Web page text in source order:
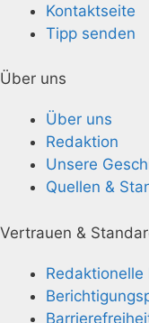
Kontaktseite
Tipp senden
Über uns
Über uns
Redaktion
Unsere
Quellen &
Vertrauen &
Redaktionelle